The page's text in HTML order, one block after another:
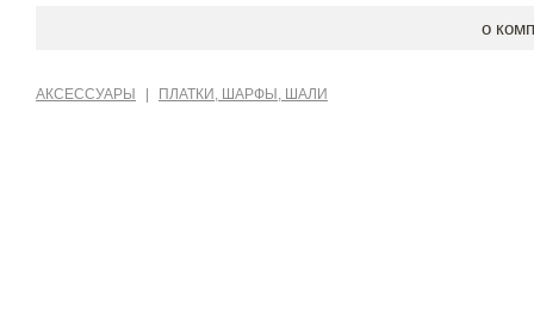
о
АКСЕССУАРЫ ПЛАТКИ, ШАРФЫ, ШАЛИ